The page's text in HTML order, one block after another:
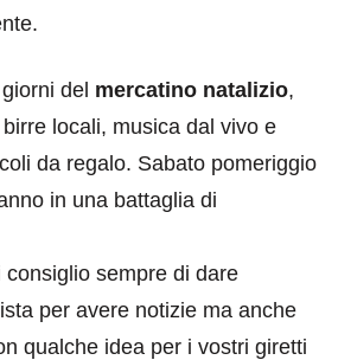
del mercatino natalizio,
locali, musica dal vivo e
da regalo. Sabato pomeriggio
in una battaglia di
consiglio sempre di dare
per avere notizie ma anche
qualche idea per i vostri giretti